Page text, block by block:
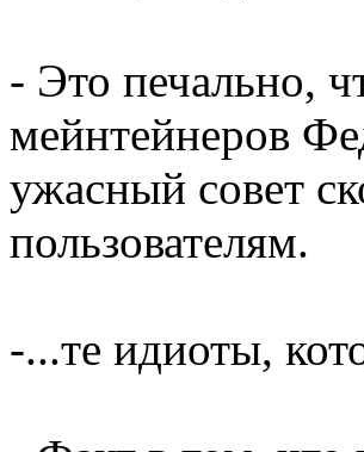
- Это печально,
мейнтейнеров
ужасный совет
пользователям.
-...те идиоты,